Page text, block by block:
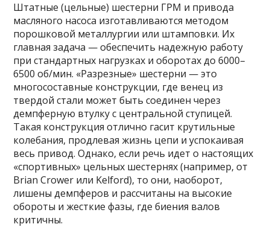
Штатные (цельные) шестерни ГРМ и привода
масляного насоса изготавливаются методом
порошковой металлургии или штамповки. Их
главная задача — обеспечить надежную работу
при стандартных нагрузках и оборотах до 6000–
6500 об/мин. «Разрезные» шестерни — это
многосоставные конструкции, где венец из
твердой стали может быть соединен через
демпферную втулку с центральной ступицей.
Такая конструкция отлично гасит крутильные
колебания, продлевая жизнь цепи и успокаивая
весь привод. Однако, если речь идет о настоящих
«спортивных» цельных шестернях (например, от
Brian Crower или Kelford), то они, наоборот,
лишены демпферов и рассчитаны на высокие
обороты и жесткие фазы, где биения валов
критичны.